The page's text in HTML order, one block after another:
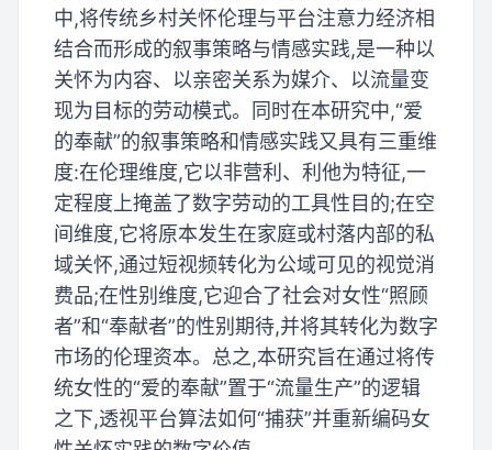
中,将传统乡村关怀伦理与平台注意力经济相
结合而形成的叙事策略与情感实践,是一种以
关怀为内容、以亲密关系为媒介、以流量变
现为目标的劳动模式。同时在本研究中,“爱
的奉献”的叙事策略和情感实践又具有三重维
度:在伦理维度,它以非营利、利他为特征,一
定程度上掩盖了数字劳动的工具性目的;在空
间维度,它将原本发生在家庭或村落内部的私
域关怀,通过短视频转化为公域可见的视觉消
费品;在性别维度,它迎合了社会对女性“照顾
者”和“奉献者”的性别期待,并将其转化为数字
市场的伦理资本。总之,本研究旨在通过将传
统女性的“爱的奉献”置于“流量生产”的逻辑
之下,透视平台算法如何“捕获”并重新编码女